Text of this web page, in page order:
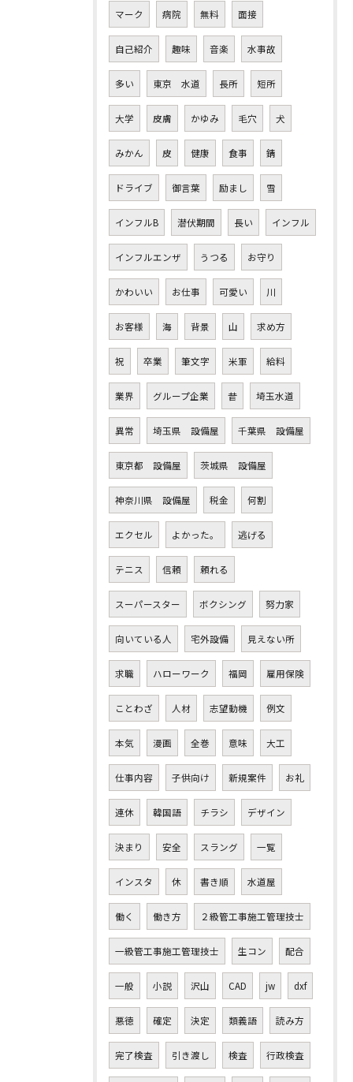
マーク 病院 無料 面接
自己紹介 趣味 音楽 水事故
多い 東京 水道 長所 短所
大学 皮膚 かゆみ 毛穴 犬
みかん 皮 健康 食事 錆
ドライブ 御言葉 励まし 雪
インフルB 潜伏期間 長い インフル
インフルエンザ うつる お守り
かわいい お仕事 可愛い 川
お客様 海 背景 山 求め方
祝 卒業 筆文字 米軍 給料
業界 グループ企業 昔 埼玉水道
異常 埼玉県 設備屋 千葉県 設備屋
東京都 設備屋 茨城県 設備屋
神奈川県 設備屋 税金 何割
エクセル よかった。 逃げる
テニス 信頼 頼れる
スーパースター ボクシング 努力家
向いている人 宅外設備 見えない所
求職 ハローワーク 福岡 雇用保険
ことわざ 人材 志望動機 例文
本気 漫画 全巻 意味 大工
仕事内容 子供向け 新規案件 お礼
連休 韓国語 チラシ デザイン
決まり 安全 スラング 一覧
インスタ 休 書き順 水道屋
働く 働き方 ２級管工事施工管理技士
一級管工事施工管理技士 生コン 配合
一般 小説 沢山 CAD jw dxf
悪徳 確定 決定 類義語 読み方
完了検査 引き渡し 検査 行政検査